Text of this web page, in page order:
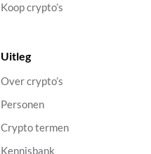
Koop crypto’s
Uitleg
Over crypto’s
Personen
Crypto termen
Kennisbank